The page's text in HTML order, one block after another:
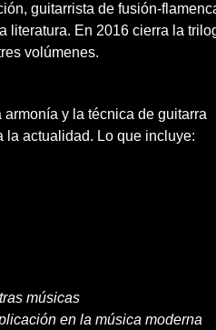
guitarrista de fusión-
literatura. En 2016 cierra la
volúmenes.
y la técnica de guitarra
la actualidad. Lo que incluye:
músicas
en la música moderna